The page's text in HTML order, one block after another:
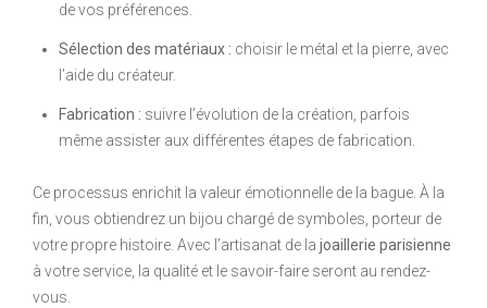
de vos préférences.
Sélection des matériaux : choisir le métal et la pierre, avec
l’aide du créateur.
Fabrication : suivre l’évolution de la création, parfois
même assister aux différentes étapes de fabrication.
Ce processus enrichit la valeur émotionnelle de la bague. À la
fin, vous obtiendrez un bijou chargé de symboles, porteur de
votre propre histoire. Avec l’artisanat de la joaillerie parisienne
à votre service, la qualité et le savoir-faire seront au rendez-
vous.